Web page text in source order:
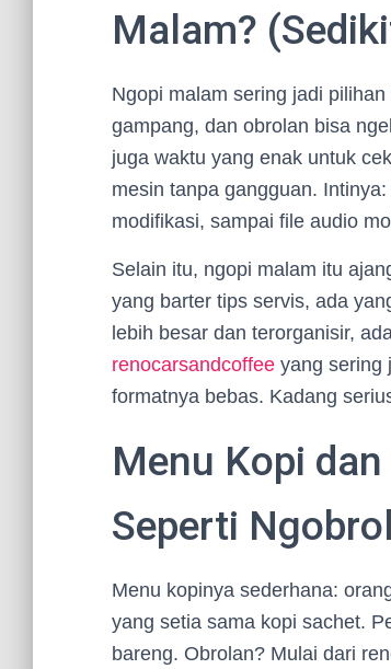
Malam?
Ngopi malam sering jadi
gampang, dan obrolan bisa
juga waktu yang enak untuk
mesin tanpa gangguan.
modifikasi, sampai file audio
Selain itu, ngopi malam itu
yang barter tips servis, ada
lebih besar dan terorganisir,
renocarsandcoffee yang sering
formatnya bebas. Kadang
Menu Kopi
Seperti
Menu kopinya sederhana:
yang setia sama kopi sachet.
bareng. Obrolan? Mulai dari